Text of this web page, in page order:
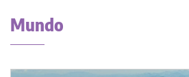
Mundo